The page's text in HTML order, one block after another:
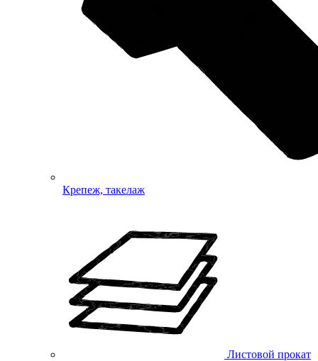
Крепеж, такелаж
Листовой прокат